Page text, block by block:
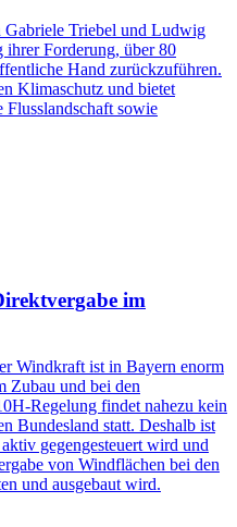
Gabriele Triebel und Ludwig
ihrer Forderung, über 80
Hand zurückzuführen.
Klimaschutz und bietet
Flusslandschaft sowie
im
Windkraft ist in Bayern enorm
Zubau und bei den
Regelung findet nahezu kein
Bundesland statt. Deshalb ist
gegengesteuert wird und
von Windflächen bei den
und ausgebaut wird.